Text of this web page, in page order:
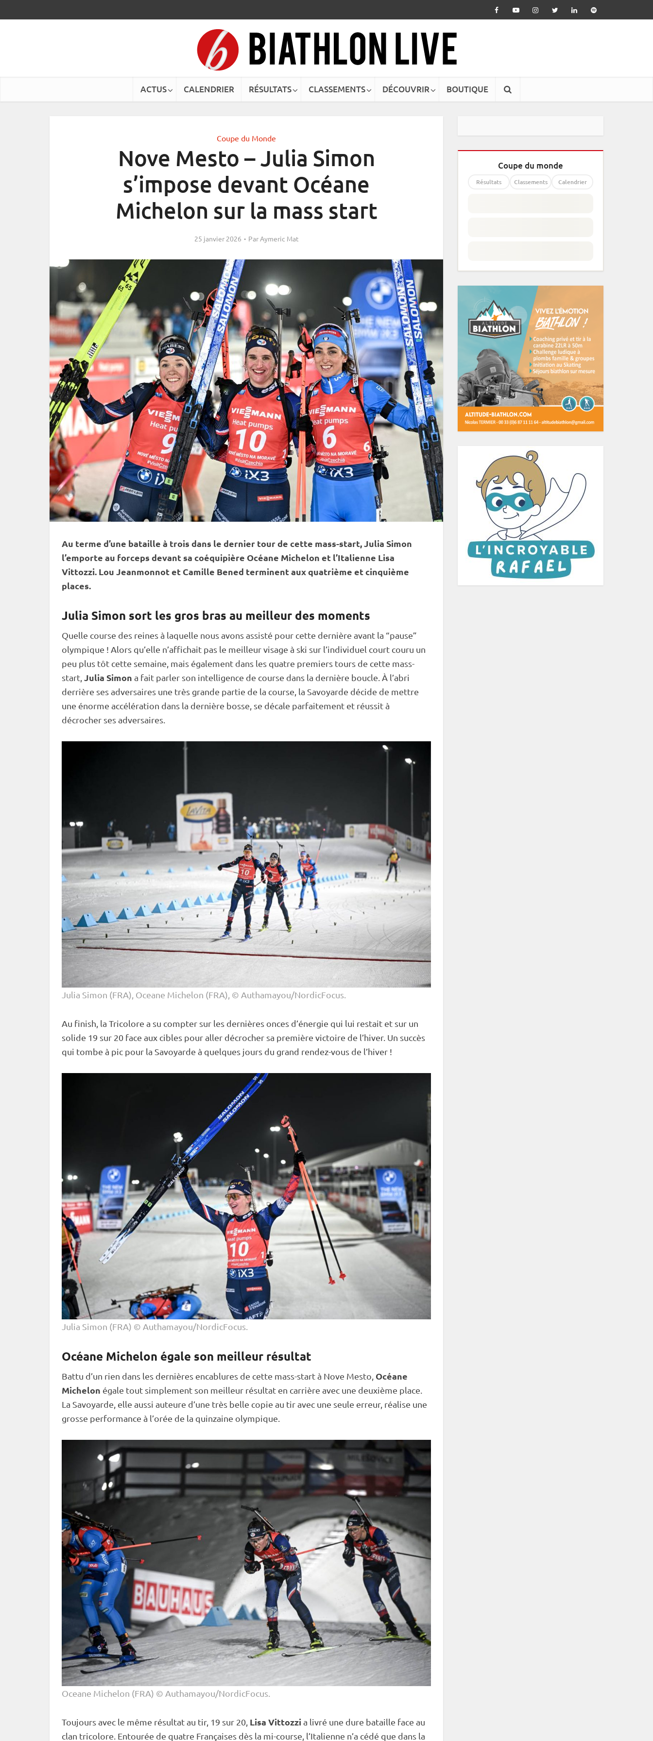
ACTUS CALENDRIER RÉSULTATS CLASSEMENTS DÉCOUVRIR BOUTIQUE
Coupe du Monde
Nove Mesto – Julia Simon
s’impose devant Océane
Michelon sur la mass start
25 janvier 2026 ParAymeric Mat
Au terme d’une bataille à trois dans le dernier tour de cette mass-start, Julia Simon
l’emporte au forceps devant sa coéquipière Océane Michelon et l’Italienne Lisa
Vittozzi. Lou Jeanmonnot et Camille Bened terminent aux quatrième et cinquième
places.
Julia Simon sort les gros bras au meilleur des moments
Quelle course des reines à laquelle nous avons assisté pour cette dernière avant la “pause”
olympique ! Alors qu’elle n’affichait pas le meilleur visage à ski sur l’individuel court couru un
peu plus tôt cette semaine, mais également dans les quatre premiers tours de cette mass-
start, Julia Simon a fait parler son intelligence de course dans la dernière boucle. À l’abri
derrière ses adversaires une très grande partie de la course, la Savoyarde décide de mettre
une énorme accélération dans la dernière bosse, se décale parfaitement et réussit à
décrocher ses adversaires.
Julia Simon (FRA), Oceane Michelon (FRA), © Authamayou/NordicFocus.
Au finish, la Tricolore a su compter sur les dernières onces d’énergie qui lui restait et sur un
solide 19 sur 20 face aux cibles pour aller décrocher sa première victoire de l’hiver. Un succès
qui tombe à pic pour la Savoyarde à quelques jours du grand rendez-vous de l’hiver !
Julia Simon (FRA) © Authamayou/NordicFocus.
Océane Michelon égale son meilleur résultat
Battu d’un rien dans les dernières encablures de cette mass-start à Nove Mesto, Océane
Michelon égale tout simplement son meilleur résultat en carrière avec une deuxième place.
La Savoyarde, elle aussi auteure d’une très belle copie au tir avec une seule erreur, réalise une
grosse performance à l’orée de la quinzaine olympique.
Oceane Michelon (FRA) © Authamayou/NordicFocus.
Toujours avec le même résultat au tir, 19 sur 20, Lisa Vittozzia livré une dure bataille face au
clan tricolore. Entourée de quatre Françaises dès la mi-course, l’Italienne n’a cédé que dans la
Coupe du monde
Résultats Classements Calendrier